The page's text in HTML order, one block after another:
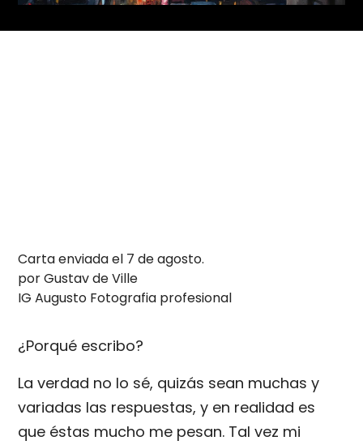
Carta enviada el 7 de agosto.
por Gustav de Ville
IG Augusto Fotografia profesional
¿Porqué escribo?
La verdad no lo sé, quizás sean muchas y
variadas las respuestas, y en realidad es
que éstas mucho me pesan. Tal vez mi